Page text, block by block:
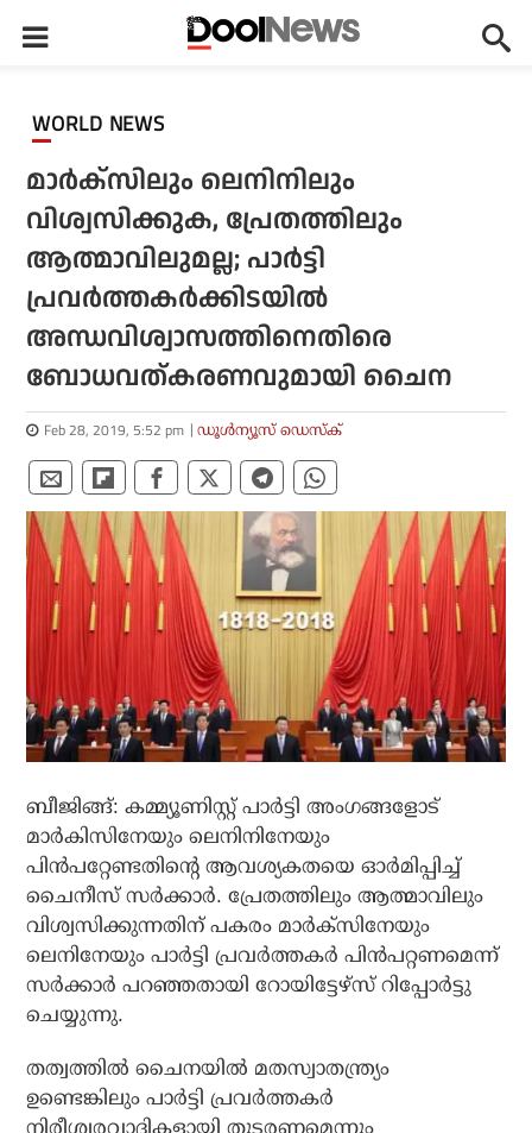
WORLD NEWS
മാര്‍ക്‌സിലും ലെനിനിലും
വിശ്വസിക്കുക, പ്രേതത്തിലും
ആത്മാവിലുമല്ല; പാര്‍ട്ടി
പ്രവര്‍ത്തകര്‍ക്കിടയില്‍
അന്ധവിശ്വാസത്തിനെതിരെ
ബോധവത്കരണവുമായി ചൈന
Feb 28, 2019, 5:52 pm ഡൂള്‍ന്യൂസ് ഡെസ്‌ക്
ബീജിങ്ങ്: കമ്മ്യൂണിസ്റ്റ് പാര്‍ട്ടി അംഗങ്ങളോട്
മാര്‍കിസിനേയും ലെനിനിനേയും
പിന്‍പറ്റേണ്ടതിന്റെ ആവശ്യകതയെ ഓര്‍മിപ്പിച്ച്
ചൈനീസ് സര്‍ക്കാര്‍. പ്രേതത്തിലും ആത്മാവിലും
വിശ്വസിക്കുന്നതിന് പകരം മാര്‍ക്‌സിനേയും
ലെനിനേയും പാര്‍ട്ടി പ്രവര്‍ത്തകര്‍ പിന്‍പറ്റണമെന്ന്
സര്‍ക്കാര്‍ പറഞ്ഞതായി റോയിട്ടേഴ്‌സ് റിപ്പോര്‍ട്ടു
ചെയ്യുന്നു.
തത്വത്തില്‍ ചൈനയില്‍ മതസ്വാതന്ത്ര്യം
ഉണ്ടെങ്കിലും പാര്‍ട്ടി പ്രവര്‍ത്തകര്‍
നിരീശ്വരവാദികളായി തുടരണമെന്നും